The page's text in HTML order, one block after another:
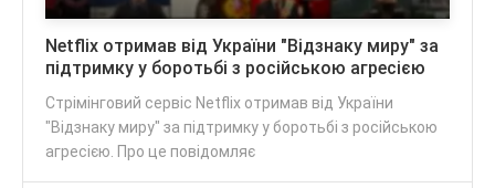
Netflix отримав від України "Відзнаку миру" за
підтримку у боротьбі з російською агресією
Стрімінговий сервіс Netflix отримав від України
"Відзнаку миру" за підтримку у боротьбі з російською
агресією. Про це повідомляє